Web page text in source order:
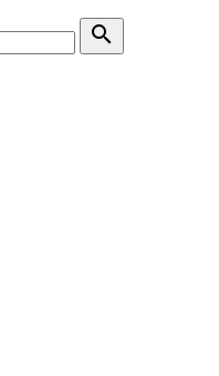
search